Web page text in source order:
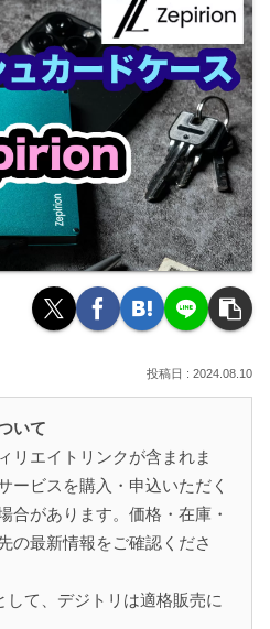
2024.08.10
いて
リエイトリンクが含まれま
ービスを購入・申込いただく
合があります。価格・在庫・
の最新情報をご確認くださ
て、デジトリは適格販売に